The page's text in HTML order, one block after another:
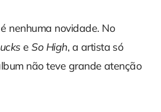
nenhuma novidade. No
eSo High, a artista só
não teve grande atenção